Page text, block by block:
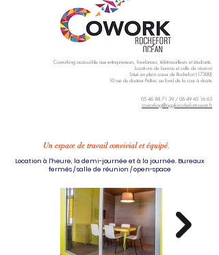
Coworking accessible aux entrepreneurs, freelances, télétravailleurs et étudiants.
Locations de bureau et salle de réunion
Situé en plein coeur de Rochefort (17300)
10 rue du docteur Peltier, au fond de la cour à droite
05 46 88 71 39 / 06 49 45 16 63
coworking@agglo-rochefortocean.fr
Un espace de travail convivial et équipé.
Location à l'heure, la demi-journée et à la journée. Bureaux
fermés / salle de réunion / open-space